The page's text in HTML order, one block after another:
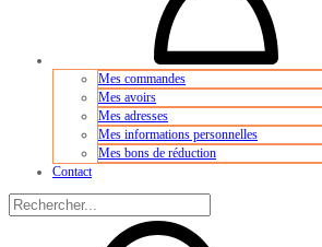
Mes commandes
Mes avoirs
Mes adresses
Mes informations personnelles
Mes bons de réduction
Contact